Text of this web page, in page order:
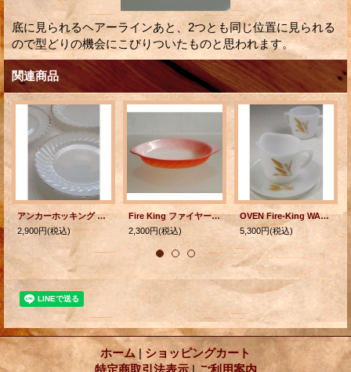
底に見られるヘアーラインあと、2つとも同じ位置に見られる
ので型どりの機会にこびりついたものと思われます。
関連商品
アンカーホッキング Suburbia ゴールドリム ホワイトシェル ディナープレート 各1枚
2,900円(税込)
Fire King ファイヤーキング "Swirl/スワール" グラタン皿 グラデーション color: レッド/オレンジ L20.1×W12.2×D3.1(cm)
2,300円(税込)
OVEN Fire-King WARE ファイヤーキング シュガー＆クリーマー(クリーマープレート付）3pc Set ウィート柄
5,300円(税込)
ホーム | ショッピングカート
特定商取引法表示 | ご利用案内